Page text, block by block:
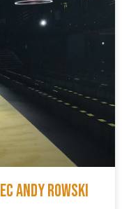
Andy Rowski